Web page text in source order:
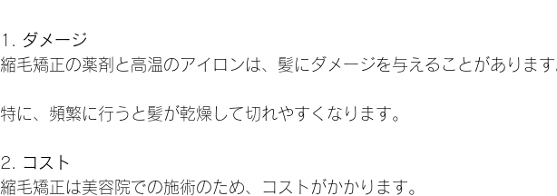
1.
ダメージ
縮毛矯正の薬剤と高温のアイロンは、髪にダメージを与えることがありま
特に、頻繁に行うと髪が乾燥して切れやすくなります。
2.
コスト
縮毛矯正は美容院での施術のため、コストがかかります。